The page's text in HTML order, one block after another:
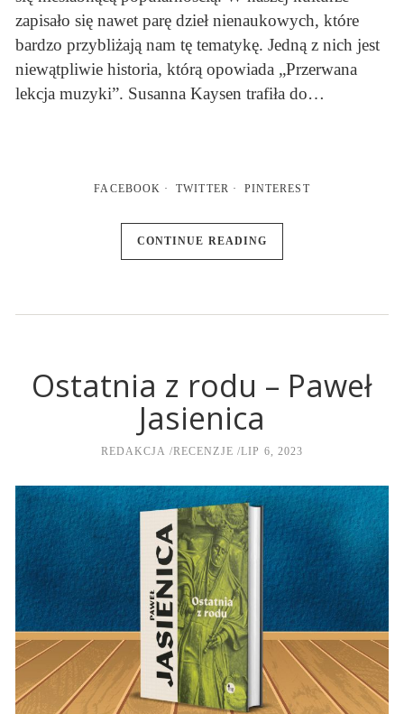
zapisało się nawet parę dzieł nienaukowych, które
bardzo przybliżają nam tę tematykę. Jedną z nich jest
niewątpliwie historia, którą opowiada „Przerwana
lekcja muzyki”. Susanna Kaysen trafiła do…
FACEBOOK TWITTER PINTEREST
CONTINUE READING
Ostatnia z rodu – Paweł
Jasienica
REDAKCJA RECENZJE LIP 6, 2023